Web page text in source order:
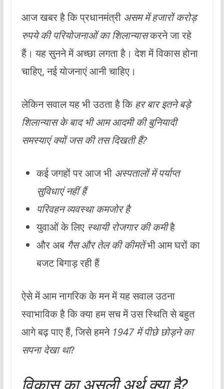
आज खबर है कि प्रधानमंत्री असम में हजारों करोड़
रुपये की परियोजनाओं का शिलान्यासकरने जा रहे
हैं। यह सुनने में अच्छा लगता है। देश में विकास होना
चाहिए, नई योजनाएं आनी चाहिए।
लेकिन सवाल यह भी उठता है किहर बार इतने बड़े
शिलान्यास के बाद भी आम आदमी की बुनियादी
समस्याएं क्यों जस की तस दिखती हैं?
कई जगहों पर आज भी अस्पतालों में पर्याप्त
सुविधाएं नहीं हैं
परिवहन व्यवस्था कमजोर है
युवाओं के लिए स्थायी रोजगार की कमीहै
और अब गैस और तेल की कीमतेंभी आम घरों का
बजट बिगाड़ रही हैं
ऐसे में आम नागरिक के मन में यह सवाल उठना
स्वाभाविक है कि क्या हम सच में उस स्थिति से बहुत
आगे बढ़ पाए हैं, जिसे हमने 1947 में पीछे छोड़ने का
सपना देखा था?
विकास का असली अर्थ क्या है?